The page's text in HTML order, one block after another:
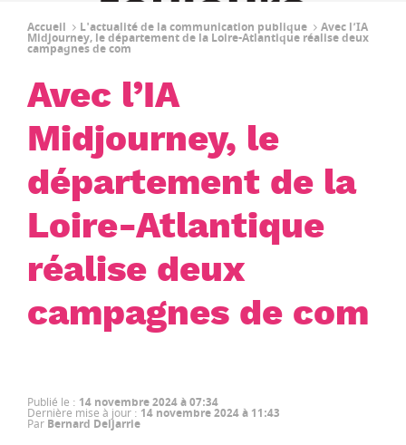
Accueil L'actualité de la communication publique Avec l’IA
Midjourney, le département de la Loire-Atlantique réalise deux
campagnes de com
Avec l’IA
Midjourney, le
département de la
Loire-Atlantique
réalise deux
campagnes de com
Publié le : 14 novembre 2024 à 07:34
Dernière mise à jour : 14 novembre 2024 à 11:43
Par Bernard Deljarrie